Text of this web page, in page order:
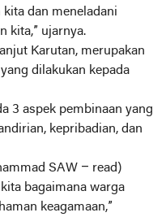
dan meneladani
kita,” ujarnya.
Karutan, merupakan
dilakukan kepada
3 aspek pembinaan yang
kepribadian, dan
SAW – read)
bagaimana warga
keagamaan,”